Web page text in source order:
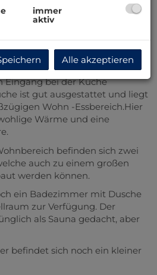
auf einem stabilen
errichtet. So war das Holz
mit Erde und ist in sehr
über die verglaste
Eingang bei der Küche
ist gut ausgestattet und liegt
Wohn -Essbereich.Hier
Wärme und eine
befinden sich zwei
auch zu einem großen
werden können.
ein Badezimmer mit Dusche
zur Verfügung. Der
als Sauna gedacht, aber
befindet sich noch ein kleiner
immer
aktiv
Alle akzeptieren